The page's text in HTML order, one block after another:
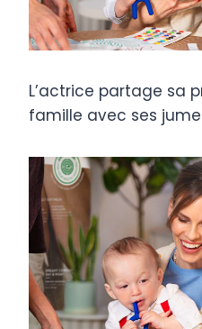
L’actrice partage sa
famille avec ses